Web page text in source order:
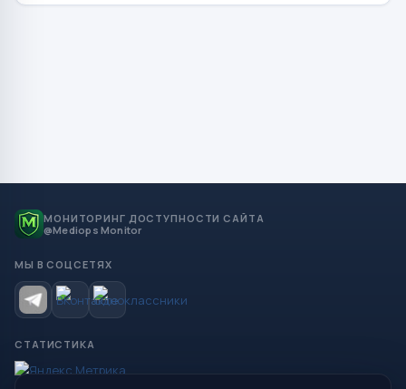
МОНИТОРИНГ ДОСТУПНОСТИ САЙТА
@Mediops Monitor
МЫ В СОЦСЕТЯХ
СТАТИСТИКА